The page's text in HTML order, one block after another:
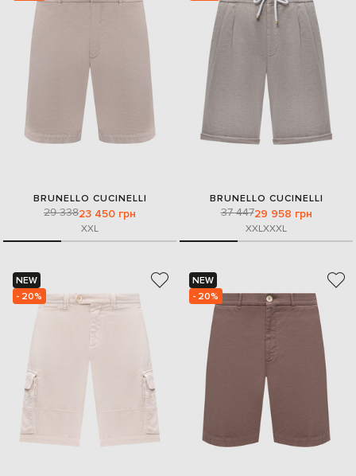
BRUNELLO CUCINELLI
29 33823 450 грн
XXL
BRUNELLO CUCINELLI
37 44729 958 грн
XXLXXXL
NEW
- 20%
NEW
- 20%